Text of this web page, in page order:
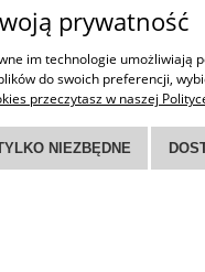
prywatność
im technologie umożliwiają
do swoich preferencji,
przeczytasz w naszej
NIEZBĘDNE